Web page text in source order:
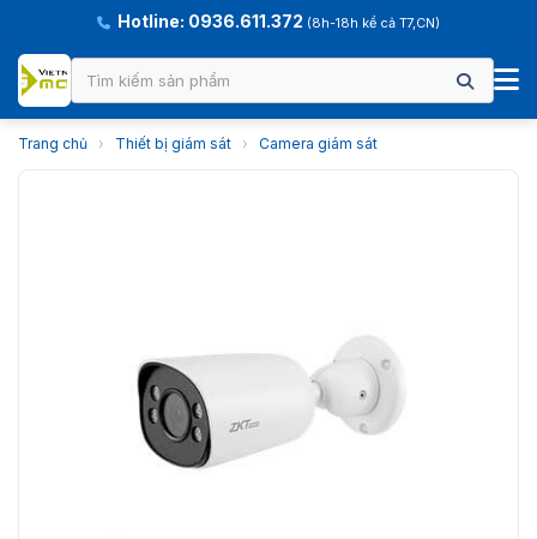
Hotline: 0936.611.372 (8h-18h kể cả T7,CN)
Trang chủ › Thiết bị giám sát › Camera giám sát